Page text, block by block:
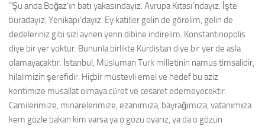
“Şu anda Boğaz’ın batı yakasındayız. Avrupa Kıtası’ndayız. İşte
buradayız, Yenikapı’dayız. Ey katiller gelin de görelim, gelin de
dedeleriniz gibi sizi aynen yerin dibine indirelim. Konstantinopolis
diye bir yer yoktur. Bununla birlikte Kürdistan diye bir yer de asla
olamayacaktır. İstanbul, Müslüman Türk milletinin namus timsalidir,
hilalimizin şerefidir. Hiçbir müstevli emel ve hedef bu aziz
kentimize musallat olmaya cüret ve cesaret edemeyecektir.
Camilerimize, minarelerimize, ezanımıza, bayrağımıza, vatanımıza
kem gözle bakan kim varsa ya o gözü oyarız, ya da o gözün